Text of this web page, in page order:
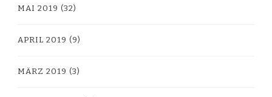
MAI 2019 (32)
APRIL 2019 (9)
MÄRZ 2019 (3)